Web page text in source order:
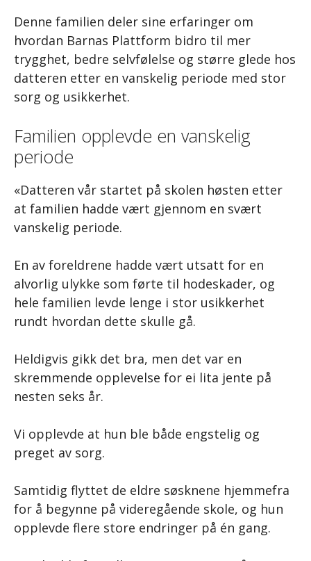
Denne familien deler sine erfaringer om
hvordan Barnas Plattform bidro til mer
trygghet, bedre selvfølelse og større glede hos
datteren etter en vanskelig periode med stor
sorg og usikkerhet.
Familien opplevde en vanskelig
periode
«Datteren vår startet på skolen høsten etter
at familien hadde vært gjennom en svært
vanskelig periode.
En av foreldrene hadde vært utsatt for en
alvorlig ulykke som førte til hodeskader, og
hele familien levde lenge i stor usikkerhet
rundt hvordan dette skulle gå.
Heldigvis gikk det bra, men det var en
skremmende opplevelse for ei lita jente på
nesten seks år.
Vi opplevde at hun ble både engstelig og
preget av sorg.
Samtidig flyttet de eldre søsknene hjemmefra
for å begynne på videregående skole, og hun
opplevde flere store endringer på én gang.